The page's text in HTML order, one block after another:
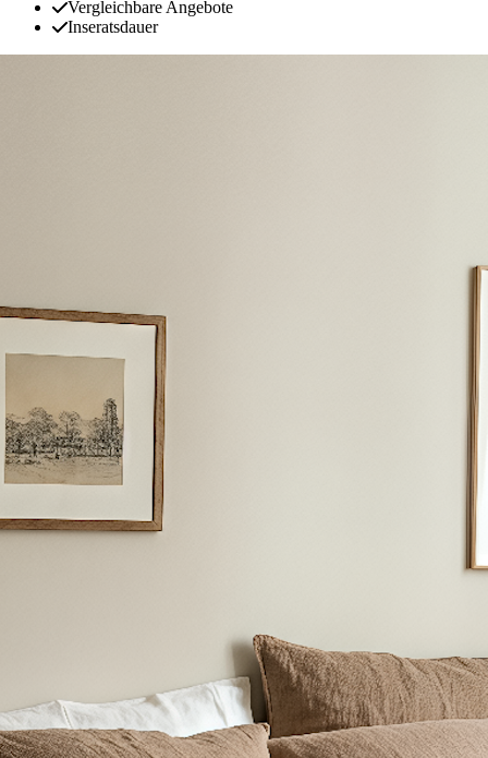
Vergleichbare Angebote
Inseratsdauer